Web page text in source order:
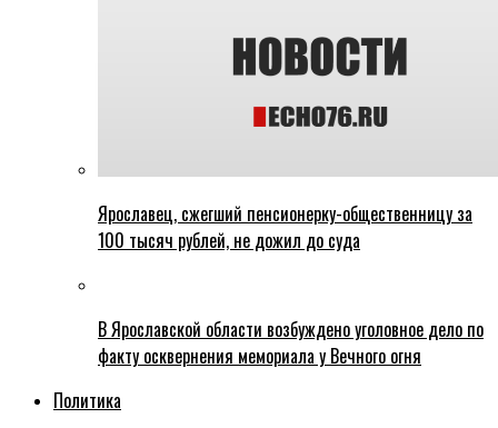
Ярославец, сжегший пенсионерку-общественницу за
100 тысяч рублей, не дожил до суда
В Ярославской области возбуждено уголовное дело по
факту осквернения мемориала у Вечного огня
Политика